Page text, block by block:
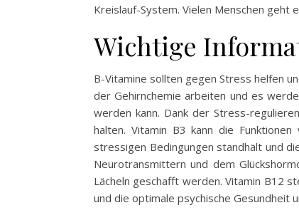
Kreislauf-System. Vielen Menschen geht
Wichtige
B-Vitamine sollten gegen Stress helfen
der Gehirnchemie arbeiten und es
werden kann. Dank der Stress-
halten. Vitamin B3 kann die
stressigen Bedingungen standhält und
Neurotransmittern und dem
Lächeln geschafft werden. Vitamin B12
und die optimale psychische Gesundheit